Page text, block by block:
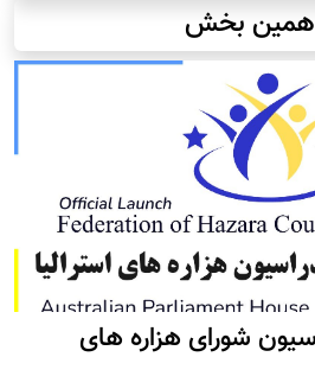
همین بخش
شورای هزاره های